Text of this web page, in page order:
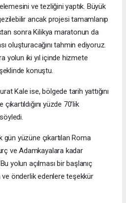
ve tezliğini yaptık. Büyük
ancak projesi tamamlanıp
sonra Kilikya maratonun da
oluşturacağını tahmin ediyoruz.
yolun iki yıl içinde hizmete
konuştu.
Kale ise, bölgede tarih yattığını
yüzde 70’lik
gün yüzüne çıkartılan Roma
ve Adamkayalara kadar
yolun açılması bir başlanıç
ve önderlik edenlere teşekkür